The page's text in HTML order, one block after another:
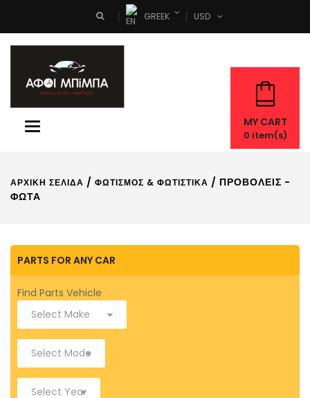
GREEK USD
Toggle
MY CART
0 item(s)
ΑΡΧΙΚΉ ΣΕΛΊΔΑ / ΦΩΤΙΣΜΌΣ & ΦΩΤΙΣΤΙΚΆ / ΠΡΟΒΟΛΕΊΣ -
ΦΏΤΑ
PARTS FOR ANY CAR
Find Parts Vehicle